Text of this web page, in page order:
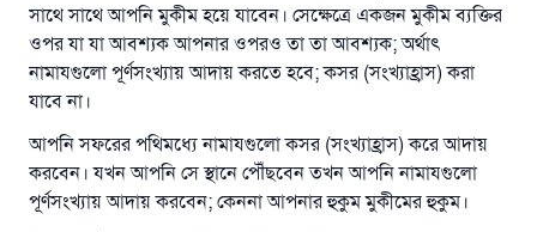
সাথে সাথে আপনি মুকীম হয়ে যাবেন। সেক্ষেত্রে একজন মুকীম ব্যক্তির
ওপর যা যা আবশ্যক আপনার ওপরও তা তা আবশ্যক; অর্থাৎ
নামাযগুলো পূর্ণসংখ্যায় আদায় করতে হবে; কসর (সংখ্যাহ্রাস) করা
যাবে না।
আপনি সফরের পথিমধ্যে নামাযগুলো কসর (সংখ্যাহ্রাস) করে আদায়
করবেন। যখন আপনি সে স্থানে পৌঁছবেন তখন আপনি নামাযগুলো
পূর্ণসংখ্যায় আদায় করবেন; কেননা আপনার হুকুম মুকীমের হুকুম।